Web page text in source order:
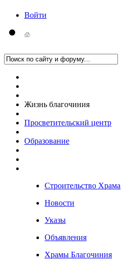
Войти
Жизнь благочиния
Просветительский центр
Образование
Строительство Храма
Новости
Указы
Объявления
Храмы Благочиния